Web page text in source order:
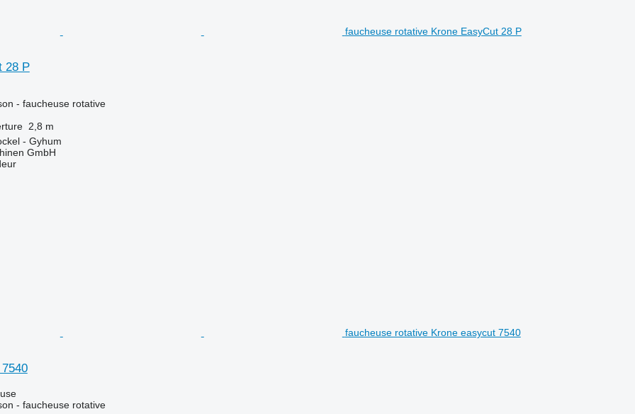
faucheuse rotative Krone EasyCut 28 P
28 P
- faucheuse rotative
2,8 m
- Gyhum
GmbH
faucheuse rotative Krone easycut 7540
- faucheuse rotative